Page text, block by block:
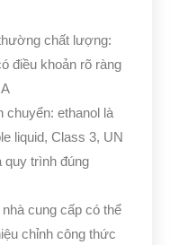
chất lượng:
điều khoản rõ ràng
chuyển: ethanol là
liquid, Class 3, UN
quy trình đúng
cung cấp có thể
chỉnh công thức